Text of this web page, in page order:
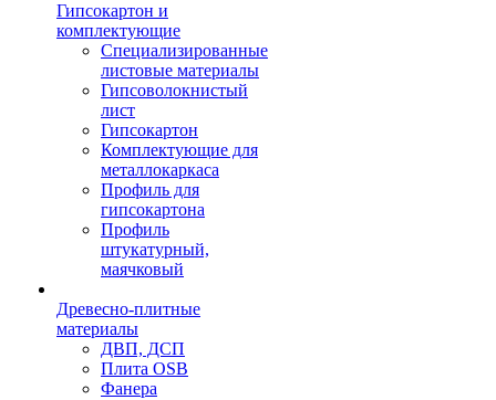
Гипсокартон и
комплектующие
Специализированные
листовые материалы
Гипсоволокнистый
лист
Гипсокартон
Комплектующие для
металлокаркаса
Профиль для
гипсокартона
Профиль
штукатурный,
маячковый
Древесно-плитные
материалы
ДВП, ДСП
Плита OSB
Фанера